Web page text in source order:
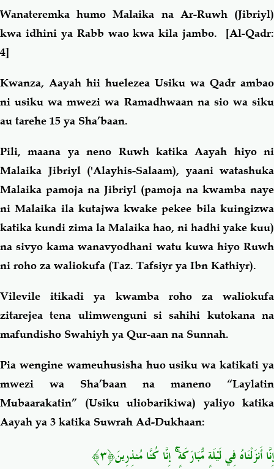
Wanateremka humo Malaika na Ar-Ruwh (Jibriyl)
kwa idhini ya Rabb wao kwa kila jambo. [Al-Qadr:
4]
Kwanza, Aayah hii huelezea Usiku wa Qadr ambao
ni usiku wa mwezi wa Ramadhwaan na sio wa siku
au tarehe 15 ya Sha’baan.
Pili, maana ya neno Ruwh katika Aayah hiyo ni
Malaika Jibriyl ('Alayhis-Salaam), yaani watashuka
Malaika pamoja na Jibriyl (pamoja na kwamba naye
ni Malaika ila kutajwa kwake pekee bila kuingizwa
katika kundi zima la Malaika hao, ni hadhi yake kuu)
na sivyo kama wanavyodhani watu kuwa hiyo Ruwh
ni roho za waliokufa (Taz. Tafsiyr ya Ibn Kathiyr).
Vilevile itikadi ya kwamba roho za waliokufa
zitarejea tena ulimwenguni si sahihi kutokana na
mafundisho Swahiyh ya Qur-aan na Sunnah.
Pia wengine wameuhusisha huo usiku wa katikati ya
mwezi wa Sha’baan na maneno “Laylatin
Mubaarakatin” (Usiku uliobarikiwa) yaliyo katika
Aayah ya 3 katika Suwrah Ad-Dukhaan:
إِنَّا أَنزَلْنَاهُ فِي لَيْلَةٍ مُّبَارَكَةٍۚإِنَّا كُنَّا مُنذِرِينَ﴿٣﴾